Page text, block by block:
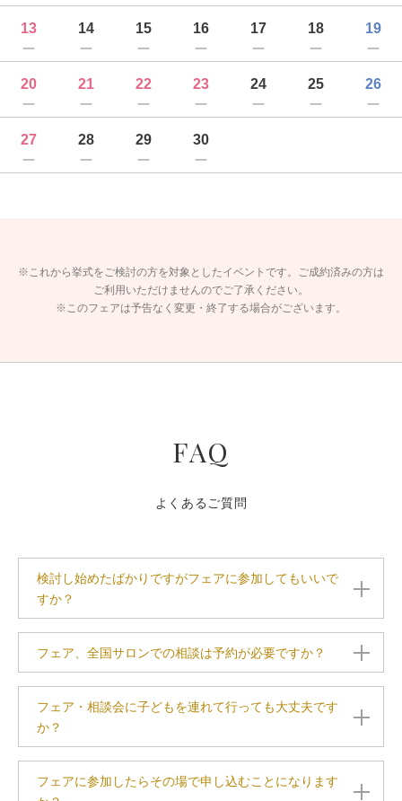
13 14 15 16 17 18 19
20 21 22 23 24 25 26
27 28 29 30
※これから挙式をご検討の方を対象としたイベントです。ご成約済みの方は
ご利用いただけませんのでご了承ください。
※このフェアは予告なく変更・終了する場合がございます。
FAQ
よくあるご質問
検討し始めたばかりですがフェアに参加してもいいで
すか？
フェア、全国サロンでの相談は予約が必要ですか？
フェア・相談会に子どもを連れて行っても大丈夫です
か？
フェアに参加したらその場で申し込むことになります